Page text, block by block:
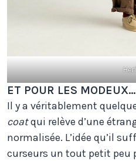
Herill
ET POUR LES MODEUX…
Il y a véritablement
coatqui relève d’une
normalisée. L’idée qu’il
curseurs un tout petit peu